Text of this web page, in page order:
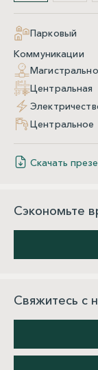
Парковый
Коммуникации
Центральная
Центральное
Скачать
Сэкономьте
Свяжитесь с